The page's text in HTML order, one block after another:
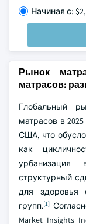
Начиная с:
Рынок
матрасов:
Глобальный
матрасов в
США, что
как
структурный
для здоровья
групп.[1]
Market Insights